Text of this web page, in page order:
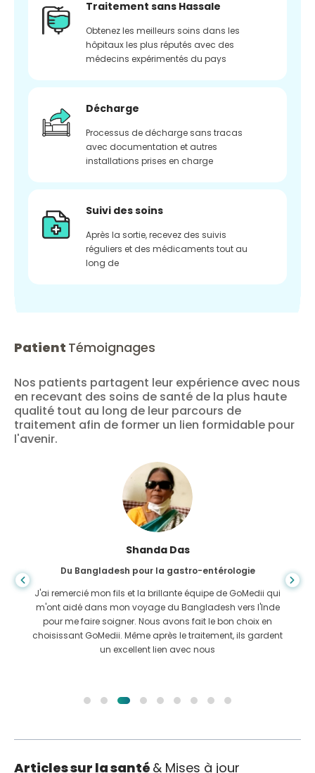
Traitement sans Hassale
Obtenez les meilleurs soins dans les
hôpitaux les plus réputés avec des
médecins expérimentés du pays
Décharge
Processus de décharge sans tracas
avec documentation et autres
installations prises en charge
Suivi des soins
Après la sortie, recevez des suivis
réguliers et des médicaments tout au
long de
Patient Témoignages
Nos patients partagent leur expérience avec nous
en recevant des soins de santé de la plus haute
qualité tout au long de leur parcours de
traitement afin de former un lien formidable pour
l'avenir.
Shanda Das
Du Bangladesh pour la gastro-entérologie
J'ai remercié mon fils et la brillante équipe de GoMedii qui
m'ont aidé dans mon voyage du Bangladesh vers l'Inde
pour me faire soigner. Nous avons fait le bon choix en
choisissant GoMedii. Même après le traitement, ils gardent
un excellent lien avec nous
Articles sur la santé & Mises à jour